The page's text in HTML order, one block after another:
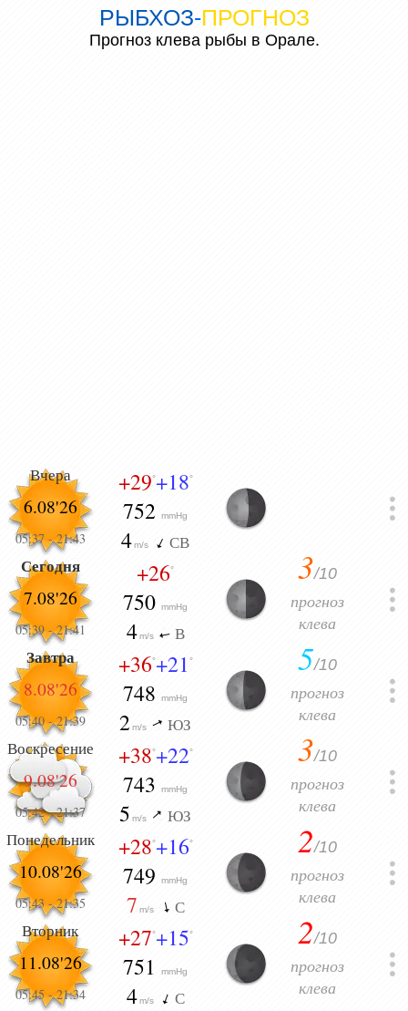
РЫБХОЗ-ПРОГНОЗ
Прогноз клева рыбы в Орале.
Вчера
6.08'26
05:37-21:43
+29°+18°
752mmHg
4m/s СВ
Сегодня
7.08'26
05:39-21:41
+26°
750mmHg
4 m/s В
3/10
прогноз
клева
Завтра
8.08'26
05:40-21:39
+36°+21°
748mmHg
2 m/s ЮЗ
5/10
прогноз
клева
Воскресение
9.08'26
05:42-21:37
+38°+22°
743mmHg
5 m/s ЮЗ
3/10
прогноз
клева
Понедельник
10.08'26
05:43-21:35
+28°+16°
749mmHg
7 m/s С
2/10
прогноз
клева
Вторник
11.08'26
05:45-21:34
+27°+15°
751mmHg
4 m/s С
2/10
прогноз
клева